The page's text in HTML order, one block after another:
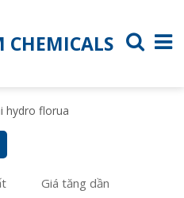
hydro florua
Giá tăng dần